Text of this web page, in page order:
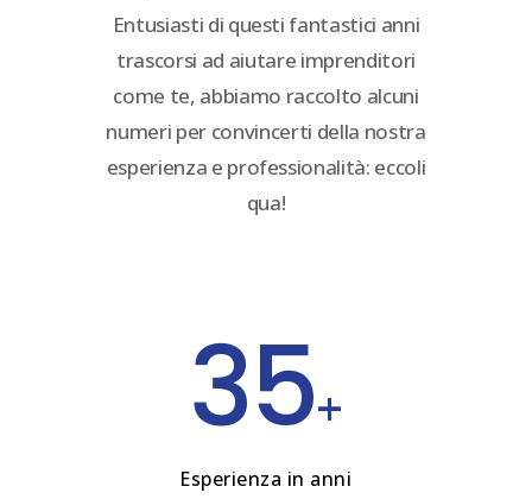
Entusiasti di questi fantastici anni
trascorsi ad aiutare imprenditori
come te, abbiamo raccolto alcuni
numeri per convincerti della nostra
esperienza e professionalità: eccoli
qua!
35+
Esperienza in anni